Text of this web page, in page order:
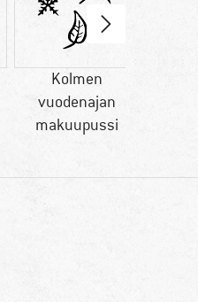
Kolmen
vuodenajan
makuupussi